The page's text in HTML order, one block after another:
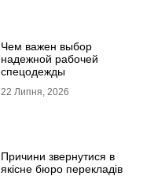
Чем важен выбор
надежной рабочей
спецодежды
22 Липня, 2026
Причини звернутися в
якісне бюро перекладів